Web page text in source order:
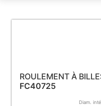
ROULEMENT À
FC40725
Diam.